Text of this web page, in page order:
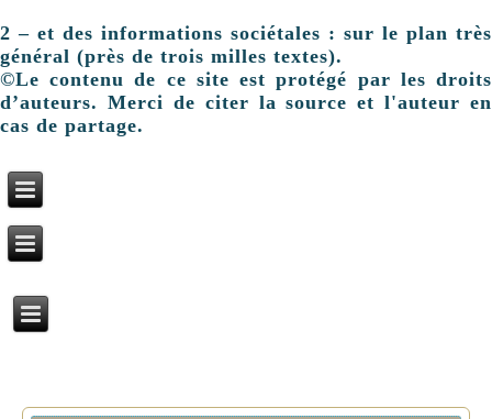
2 – et des informations sociétales : sur le plan très
général (près de trois milles textes).
©Le contenu de ce site est protégé par les droits
d’auteurs. Merci de citer la source et l'auteur en
cas de partage.